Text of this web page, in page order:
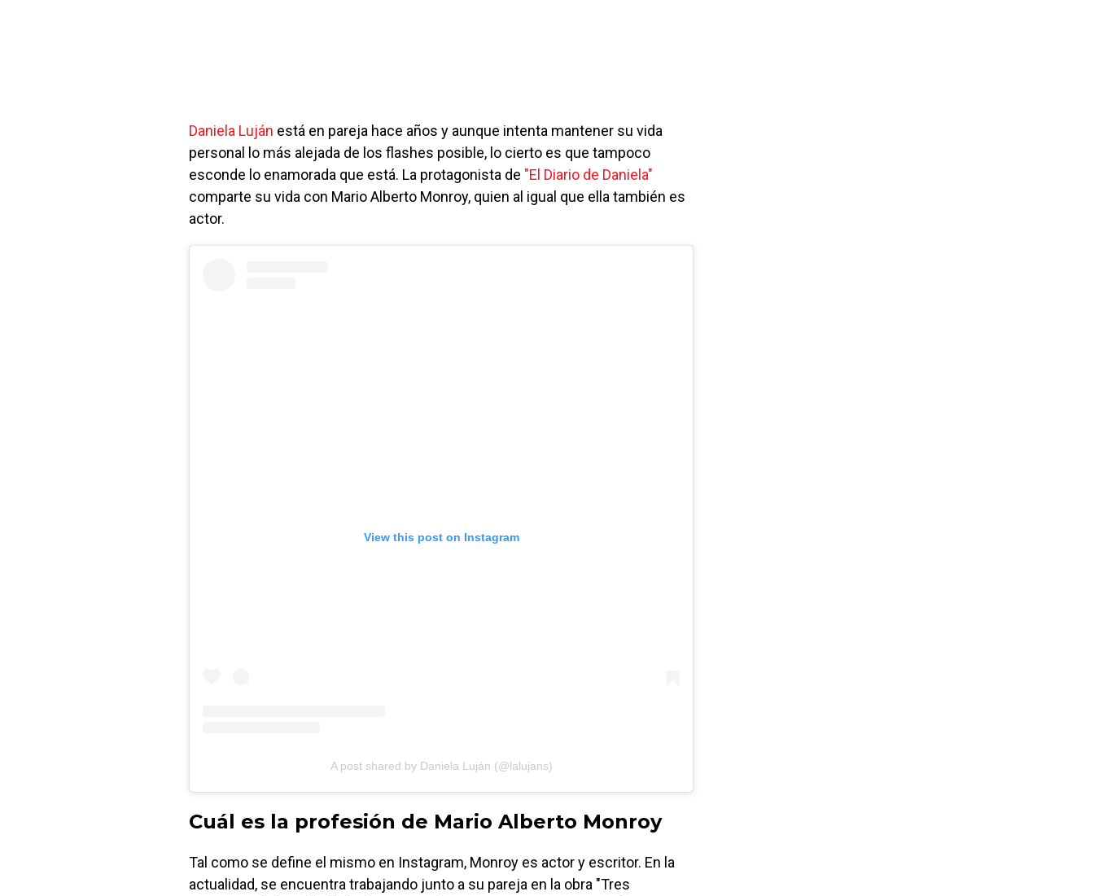
Daniela Luján está en pareja hace años y aunque intenta mantener su vida
personal lo más alejada de los flashes posible, lo cierto es que tampoco
esconde lo enamorada que está. La protagonista de "El Diario de Daniela"
comparte su vida con Mario Alberto Monroy, quien al igual que ella también es
actor.
View this post on Instagram
A post shared by Daniela Luján (@lalujans)
Cuál es la profesión de Mario Alberto Monroy
Tal como se define el mismo en Instagram, Monroy es actor y escritor. En la
actualidad, se encuentra trabajando junto a su pareja en la obra "Tres